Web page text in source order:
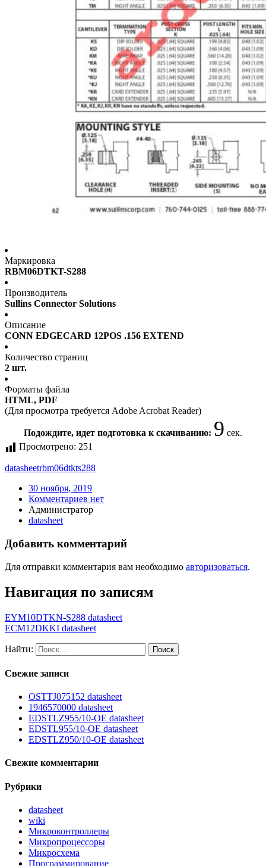
Маркировка
RBM06DTKT-S288
Производитель
Sullins Connector Solutions
Описание
CONN EDGECARD 12POS .156 EXTEND
Количество страниц
2 шт.
Форматы файла
HTML, PDF
(Для просмотра требуется Adobe Acrobat Reader)
Подождите, идет подготовка к скачиванию: 9 сек.
Просмотрено: 251
datasheetrbm06dtkts288
30 ноября, 2019
Комментариев нет
Администратор
datasheet
Добавить комментарий
Для отправки комментария вам необходимо авторизоваться.
Навигация по записям
EYM10DTKN-S288 datasheet
ECM12DKKI datasheet
Найти:
Свежие записи
OSTTJ075152 datasheet
1946570000 datasheet
EDSTLZ955/10-OE datasheet
EDSTL955/10-OE datasheet
EDSTLZ950/10-OE datasheet
Свежие комментарии
Рубрики
datasheet
wiki
Микроконтроллеры
Микропроцессоры
Микросхема
Программирование